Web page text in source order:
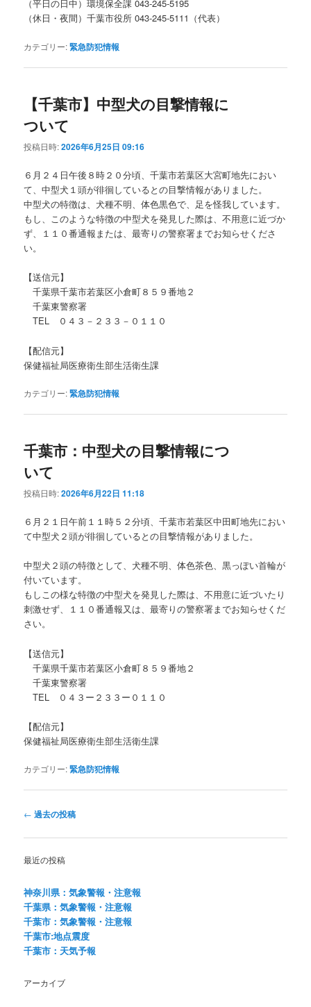
（平日の日中）環境保全課 043-245-5195
（休日・夜間）千葉市役所 043-245-5111（代表）
カテゴリー:緊急防犯情報
【千葉市】中型犬の目撃情報に
ついて
投稿日時:2026年6月25日 09:16
６月２４日午後８時２０分頃、千葉市若葉区大宮町地先におい
て、中型犬１頭が徘徊しているとの目撃情報がありました。
中型犬の特徴は、犬種不明、体色黒色で、足を怪我しています。
もし、このような特徴の中型犬を発見した際は、不用意に近づか
ず、１１０番通報または、最寄りの警察署までお知らせくださ
い。
【送信元】
千葉県千葉市若葉区小倉町８５９番地２
千葉東警察署
TEL ０４３－２３３－０１１０
【配信元】
保健福祉局医療衛生部生活衛生課
カテゴリー:緊急防犯情報
千葉市：中型犬の目撃情報につ
いて
投稿日時:2026年6月22日 11:18
６月２１日午前１１時５２分頃、千葉市若葉区中田町地先におい
て中型犬２頭が徘徊しているとの目撃情報がありました。
中型犬２頭の特徴として、犬種不明、体色茶色、黒っぽい首輪が
付いています。
もしこの様な特徴の中型犬を発見した際は、不用意に近づいたり
刺激せず、１１０番通報又は、最寄りの警察署までお知らせくだ
さい。
【送信元】
千葉県千葉市若葉区小倉町８５９番地２
千葉東警察署
TEL ０４３ー２３３ー０１１０
【配信元】
保健福祉局医療衛生部生活衛生課
カテゴリー:緊急防犯情報
投
ナ
ビ
ー
シ
ョ
ン
← 過去の投稿
最近の投稿
神奈川県：気象警報・注意報
千葉県：気象警報・注意報
千葉市：気象警報・注意報
千葉市:地点震度
千葉市：天気予報
アーカイブ